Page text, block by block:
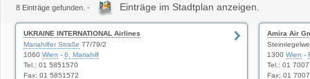
8 Einträge gefunden. - Einträge im Stadtplan anzeigen.
UKRAINE INTERNATIONAL Airlines
Mariahilfer Straße 77/79/2
1060 Wien - 6. Mariahilf
Tel.: 01 5851570
Fax: 01 5851572
Amira Air
1300 Wien -
Tel.: 01
Fax: 01